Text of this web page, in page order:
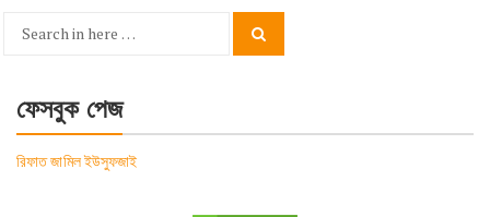
Search
ফেসবুক পেজ
রিফাত জামিল ইউসুফজাই